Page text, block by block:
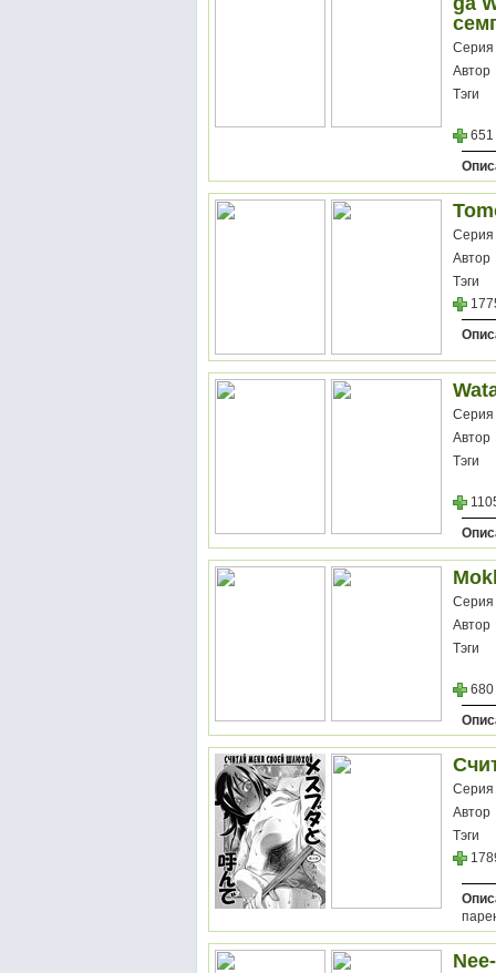
Серия
Автор
Тэги
651
Серия
Автор
Тэги
Серия
Автор
Тэги
Серия
Автор
Тэги
680
Серия
Автор
Тэги